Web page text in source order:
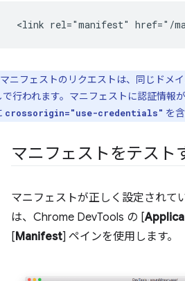
マニフェストのリクエストは、同じドメ
で行われます。マニフェストに認証情報
crossorigin="use-credentials" を
マニフェストをテスト
マニフェストが正しく設定されて
は、Chrome DevTools の [
[Manifest] ペインを使用します。